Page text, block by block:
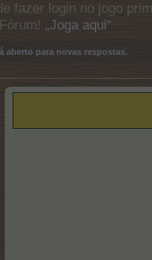
fazer login no jogo
„Joga aqui“
aberto para novas respostas.